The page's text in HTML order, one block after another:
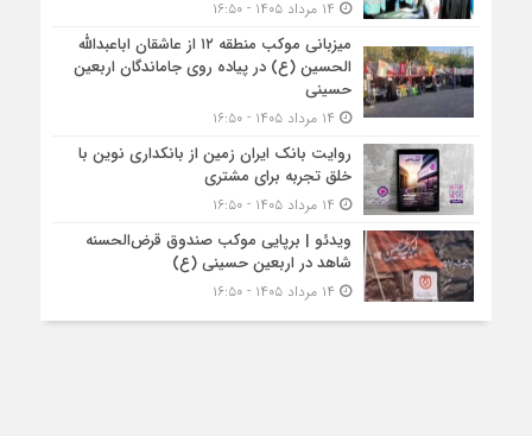
میزبانی موکب منطقه ۱۲ از عاشقان اباعبدالله
الحسین (ع) در پیاده روی جاماندگان اربعین
حسینی
روایت بانک ایران زمین از بانکداری نوین با
خلق تجربه برای مشتری
ویدئو | برپایی موکب صندوق قرض‌الحسنه
شاهد در اربعین حسینی (ع)